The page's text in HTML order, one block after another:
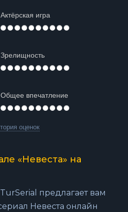
Актёрская игра
Зрелищность
Общее впечатление
оценок
«Невеста» на
предлагает вам
Невеста онлайн